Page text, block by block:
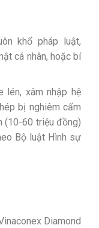
khổ pháp luật,
cá nhân, hoặc bí
lén, xâm nhập hệ
bị nghiêm cấm
(10-60 triệu đồng)
Bộ luật Hình sự
Diamond